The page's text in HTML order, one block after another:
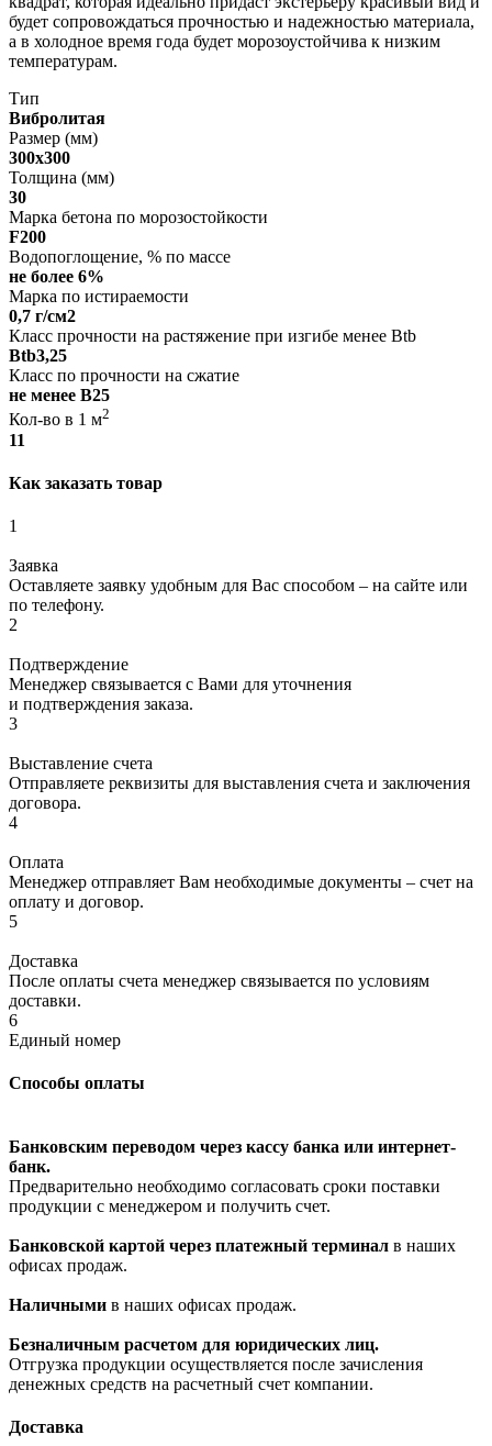
будет сопровождаться прочностью и надежностью материала,
а в холодное время года будет морозоустойчива к низким
температурам.
Тип
Вибролитая
Размер (мм)
300х300
Толщина (мм)
30
Марка бетона по морозостойкости
F200
Водопоглощение, % по массе
не более 6%
Марка по истираемости
0,7 г/см2
Класс прочности на растяжение при изгибе менее Btb
Вtb3,25
Класс по прочности на сжатие
не менее В25
Кол-во в 1 м2
11
Как заказать товар
1
Заявка
Оставляете заявку удобным для Вас способом – на сайте или
по телефону.
2
Подтверждение
Менеджер связывается с Вами для уточнения
и подтверждения заказа.
3
Выставление счета
Отправляете реквизиты для выставления счета и заключения
договора.
4
Оплата
Менеджер отправляет Вам необходимые документы – счет на
оплату и договор.
5
Доставка
После оплаты счета менеджер связывается по условиям
доставки.
6
Единый номер
Способы оплаты
Банковским переводом через кассу банка или интернет-
банк.
Предварительно необходимо согласовать сроки поставки
продукции с менеджером и получить счет.
Банковской картой через платежный терминал в наших
офисах продаж.
Наличными в наших офисах продаж.
Безналичным расчетом для юридических лиц.
Отгрузка продукции осуществляется после зачисления
денежных средств на расчетный счет компании.
Доставка